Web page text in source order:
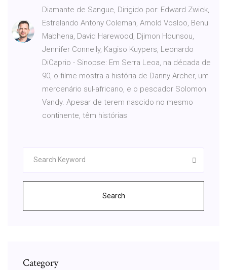
Diamante de Sangue, Dirigido por: Edward Zwick,
Estrelando Antony Coleman, Arnold Vosloo, Benu
Mabhena, David Harewood, Djimon Hounsou,
Jennifer Connelly, Kagiso Kuypers, Leonardo
DiCaprio - Sinopse: Em Serra Leoa, na década de
90, o filme mostra a história de Danny Archer, um
mercenário sul-africano, e o pescador Solomon
Vandy. Apesar de terem nascido no mesmo
continente, têm histórias
Search
Category